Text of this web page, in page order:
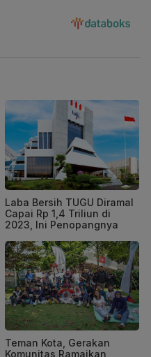
Laba Bersih TUGU Diramal
Capai Rp 1,4 Triliun di
2023, Ini Penopangnya
Teman Kota, Gerakan
Komunitas Ramaikan